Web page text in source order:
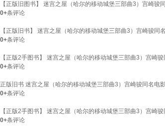
【正版旧图书】 迷宫之屋（哈尔的移动城堡三部曲3）宫崎
0+条评论
【正版旧书】 迷宫之屋（哈尔的移动城堡三部曲3）宫崎骏
0+条评论
【正版2手图书】 迷宫之屋（哈尔的移动城堡三部曲3）宫
0+条评论
正版旧书 迷宫之屋（哈尔的移动城堡三部曲3）宫崎骏同名
0+条评论
【正版2手图书】 迷宫之屋（哈尔的移动城堡三部曲3）宫
0+条评论